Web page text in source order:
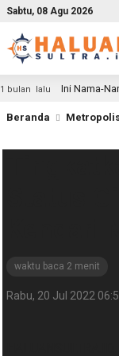
Sabtu, 08 Agu 2026
1 bulan lalu Ini Nama-
Beranda
waktu baca 2 menit
Rabu, 20 Jul 2022